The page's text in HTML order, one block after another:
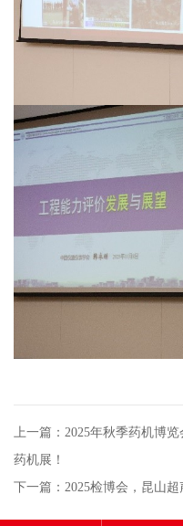
上一篇：2025年秋季药机博
药机展！
下一篇：2025检博会，昆山